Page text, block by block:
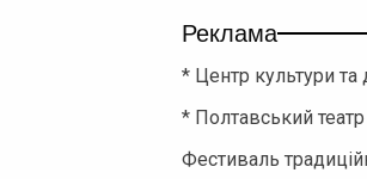
Реклама
* Центр культури та
* Полтавський
Фестиваль